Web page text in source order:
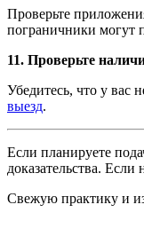
Проверьте
пограничники могут
11. Проверьте
Убедитесь, что у вас
выезд.
Если планируете
доказательства.
Свежую практику и